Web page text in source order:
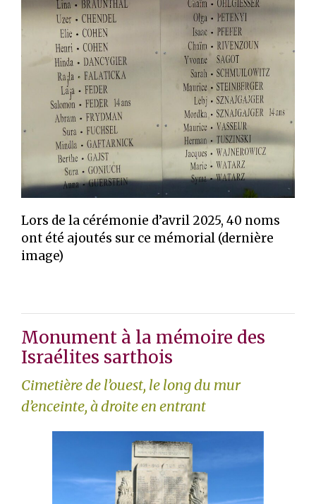
Lors de la cérémonie d’avril 2025, 40 noms
ont été ajoutés sur ce mémorial (dernière
image)
Monument à la mémoire des
Israélites sarthois
Cimetière de l’ouest, le long du mur
d’enceinte, à droite en entrant